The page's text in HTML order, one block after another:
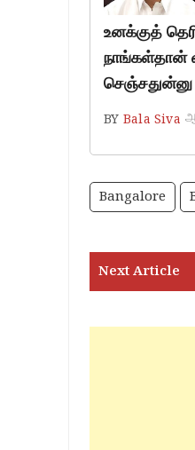
உனக்குத்
நாங்கள்தான்
செஞ்சதுன்னு
BY Bala Siva
Bangalore